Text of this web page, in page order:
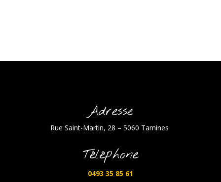
Adresse
Rue Saint-Martin, 28 – 5060 Tamines
Téléphone
0493 35 85 61